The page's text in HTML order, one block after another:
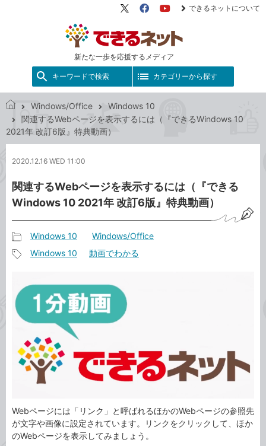
新たな一歩を応援するメディア
X（旧
FacebookYouTube
できるネットについて
キーワードで検索 カテゴリーから探す
で
き
ッ
Windows/Office
Windows 10
関連するWebページを表示するには（『できるWindows 10
2021年 改訂6版』特典動画）
2020.12.16 WED 11:00
関連するWebページを表示するには（『できる
Windows 10 2021年 改訂6版』特典動画）
事
テ
リ
Windows 10 Windows/Office
タ
Windows 10 動画でわかる
Webページには「リンク」と呼ばれるほかのWebページの参照先
が文字や画像に設定されています。リンクをクリックして、ほか
のWebページを表示してみましょう。